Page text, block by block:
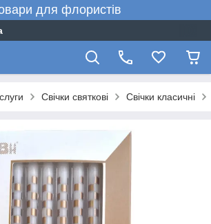
для флористів
Свічки святкові Свічки класичні